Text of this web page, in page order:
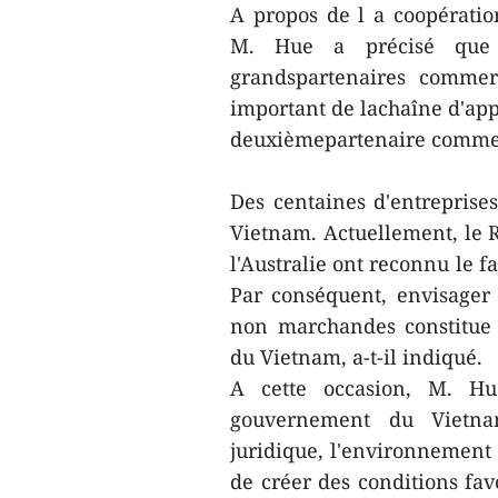
A propos de l a
M. Hue a précisé
grandspartenaires
important de lachaîne
deuxièmepartenaire
Des centaines
Vietnam. Actuellement, le
l'Australie ont reconnu le
Par conséquent,
non marchandes
du Vietnam, a-t-il indiqué.
A cette occasion, M.
gouvernement du
juridique, l'environnement
de créer des conditions